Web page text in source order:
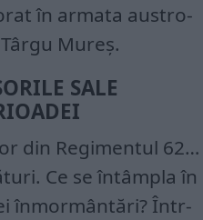
în armata austro-
Mureș.
SALE
din Regimentul 62…
Ce se întâmpla în
înmormântări? Într-